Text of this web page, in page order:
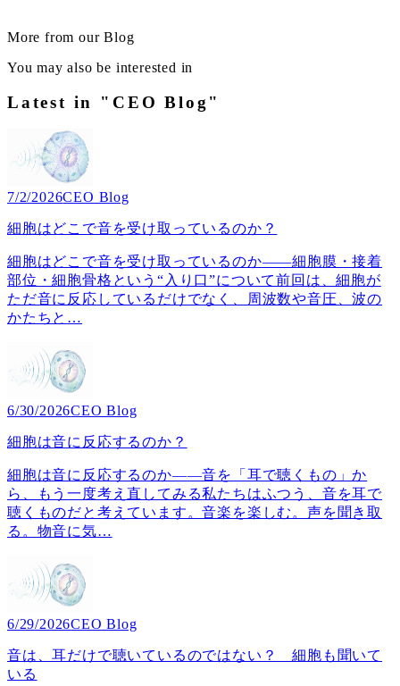
More from our Blog
You may also be interested in
Latest in "CEO Blog"
7/2/2026CEO Blog
細胞はどこで音を受け取っているのか？
細胞はどこで音を受け取っているのか――細胞膜・接着
部位・細胞骨格という“入り口”について前回は、細胞が
ただ音に反応しているだけでなく、周波数や音圧、波の
かたちと …
6/30/2026CEO Blog
細胞は音に反応するのか？
細胞は音に反応するのか――音を「耳で聴くもの」か
ら、もう一度考え直してみる私たちはふつう、音を耳で
聴くものだと考えています。音楽を楽しむ。声を聞き取
る。物音に気…
6/29/2026CEO Blog
音は、耳だけで聴いているのではない？ 細胞も聞いて
いる